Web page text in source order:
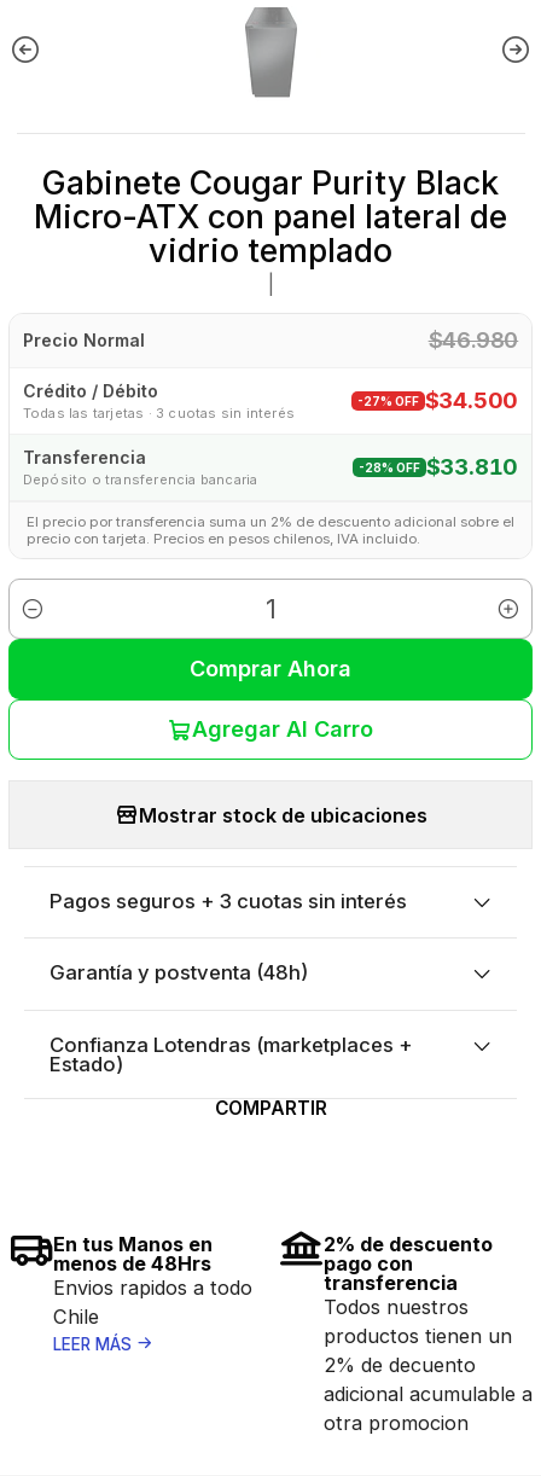
Gabinete Cougar Purity Black
Micro-ATX con panel lateral de
vidrio templado
Precio Normal $46.980
Crédito / Débito
Todas las tarjetas · 3 cuotas sin interés
-27% OFF $34.500
Transferencia
Depósito o transferencia bancaria
-28% OFF $33.810
El precio por transferencia suma un 2% de descuento adicional sobre el
precio con tarjeta. Precios en pesos chilenos, IVA incluido.
Cantidad
Agregar Al Carro
Comprar Ahora
Mostrar stock de ubicaciones
Pagos seguros + 3 cuotas sin interés
Garantía y postventa (48h)
Confianza Lotendras (marketplaces +
Estado)
COMPARTIR
En tus Manos en
menos de 48Hrs
Envios rapidos a todo
Chile
LEER MÁS
2% de descuento
pago con
transferencia
Todos nuestros
productos tienen un
2% de decuento
adicional acumulable a
otra promocion